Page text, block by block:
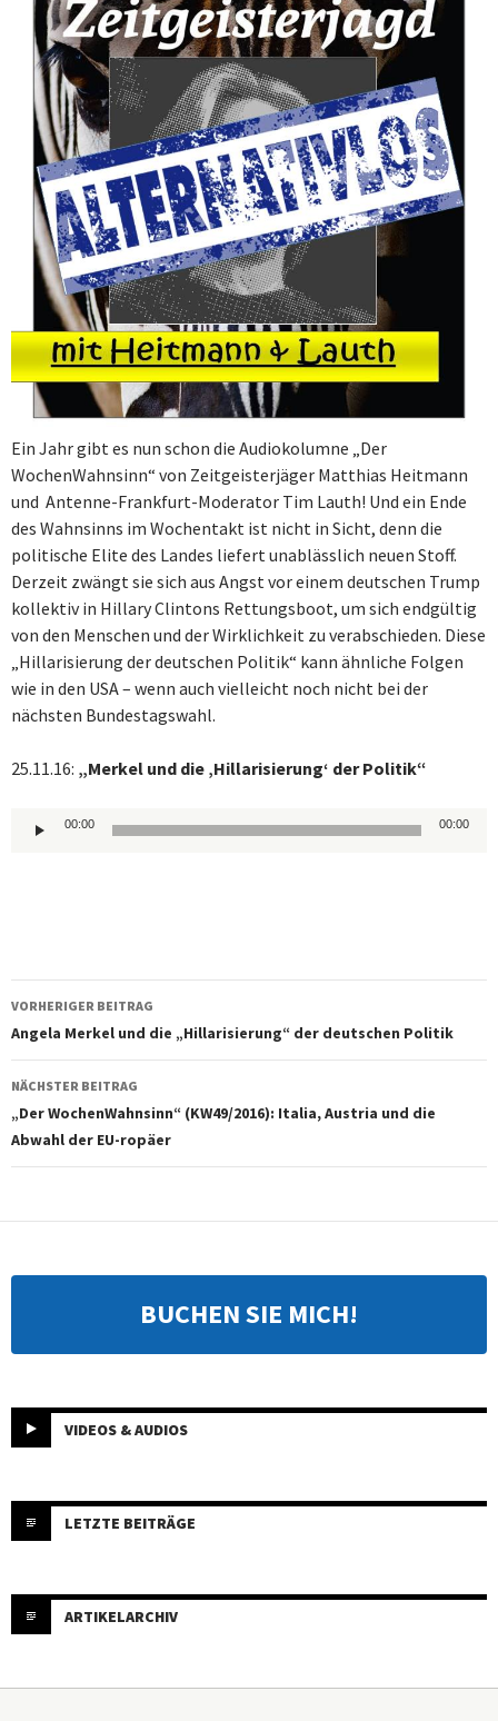
Ein Jahr gibt es nun schon die Audiokolumne „Der
WochenWahnsinn“ von Zeitgeisterjäger Matthias Heitmann
und Antenne-Frankfurt-Moderator Tim Lauth! Und ein Ende
des Wahnsinns im Wochentakt ist nicht in Sicht, denn die
politische Elite des Landes liefert unablässlich neuen Stoff.
Derzeit zwängt sie sich aus Angst vor einem deutschen Trump
kollektiv in Hillary Clintons Rettungsboot, um sich endgültig
von den Menschen und der Wirklichkeit zu verabschieden. Diese
„Hillarisierung der deutschen Politik“ kann ähnliche Folgen
wie in den USA – wenn auch vielleicht noch nicht bei der
nächsten Bundestagswahl.
25.11.16: „Merkel und die ‚Hillarisierung‘ der Politik“
Audio-
00:00 00:00
Beitragsnavigation
VORHERIGER BEITRAG
Angela Merkel und die „Hillarisierung“ der deutschen Politik
NÄCHSTER BEITRAG
„Der WochenWahnsinn“ (KW49/2016): Italia, Austria und die
Abwahl der EU-ropäer
BUCHEN SIE MICH!
VIDEOS & AUDIOS
LETZTE BEITRÄGE
ARTIKELARCHIV